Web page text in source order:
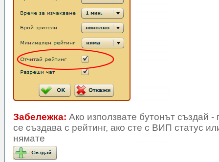
Забележка: Ако използвате бутонът създай -
се създава с рейтинг, ако сте с ВИП статус
нямате